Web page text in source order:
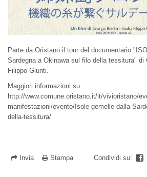
Parte da Oristano il tour del documentario
Sardegna a Okinawa sul filo della tessitura" di
Filippo Giunti.
Maggiori informazioni su
http://www.comune.oristano.it/it/vivioristano/
manifestazioni/evento/Isole-gemelle-dalla-
della-tessitura/
Invia Stampa Condividi su: